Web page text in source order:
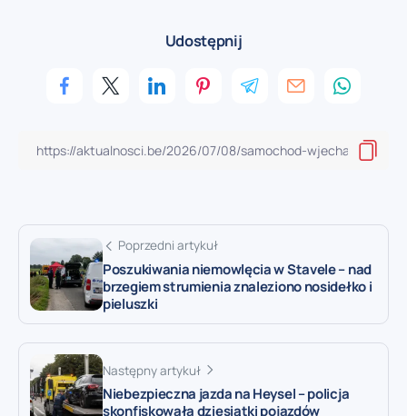
Udostępnij
Poprzedni artykuł
Poszukiwania niemowlęcia w Stavele – nad
brzegiem strumienia znaleziono nosidełko i
pieluszki
Następny artykuł
Niebezpieczna jazda na Heysel – policja
skonfiskowała dziesiątki pojazdów